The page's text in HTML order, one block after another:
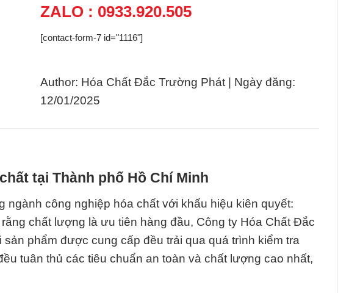
ZALO : 0933.920.505
[contact-form-7 id="1116"]
Author: Hóa Chất Đắc Trường Phát | Ngày đăng:
12/01/2025
tại Thành phố Hồ Chí Minh
ngành công nghiệp hóa chất với khẩu hiệu kiên quyết:
chất lượng là ưu tiên hàng đầu, Công ty Hóa Chất Đắc
phẩm được cung cấp đều trải qua quá trình kiểm tra
tuân thủ các tiêu chuẩn an toàn và chất lượng cao nhất,